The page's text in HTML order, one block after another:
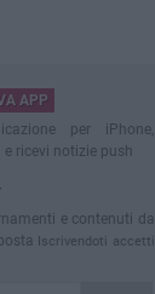
APP
per iPhone,
ricevi notizie push
e contenuti da
Iscrivendoti accetti